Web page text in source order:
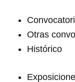
Otras
Histórico